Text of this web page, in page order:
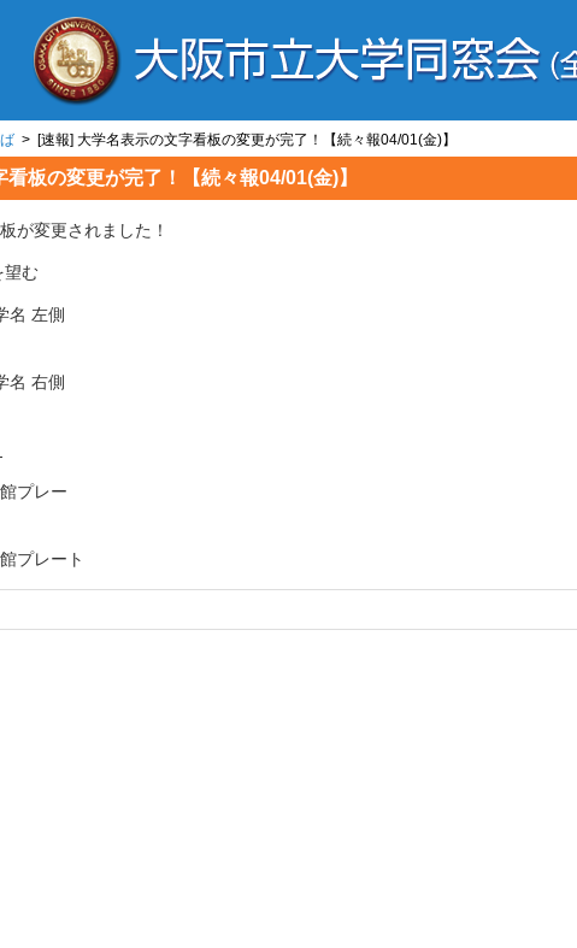
> [速報] 大学名表示の文字看板の変更が完了！【続々報04/01(金)】
板の変更が完了！【続々報04/01(金)】
が変更されました！
望む
名 左側
名 右側
プレー
プレート